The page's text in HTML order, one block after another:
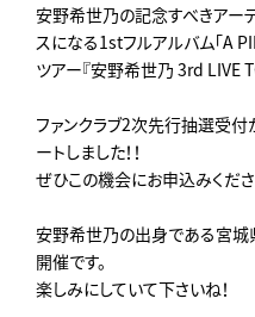
安野希世乃の記念すべきアー
スになる1stフルアルバム「A
ツアー『安野希世乃 3rd LIVE
ファンクラブ2次先行抽選受
ートしました！！
ぜひこの機会にお申込みくだ
安野希世乃の出身である宮城
開催です。
楽しみにしていて下さいね！